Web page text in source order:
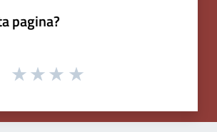
pagina?